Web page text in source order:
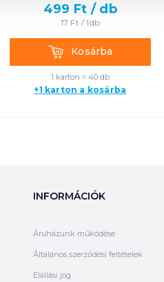
499 Ft / db
17 Ft /1db
KosárbaKosárba
1 karton = 40 db
+1 karton a kosárba
INFORMÁCIÓK
Áruházunk működése
Általános szerződési feltételek
Elállási jog